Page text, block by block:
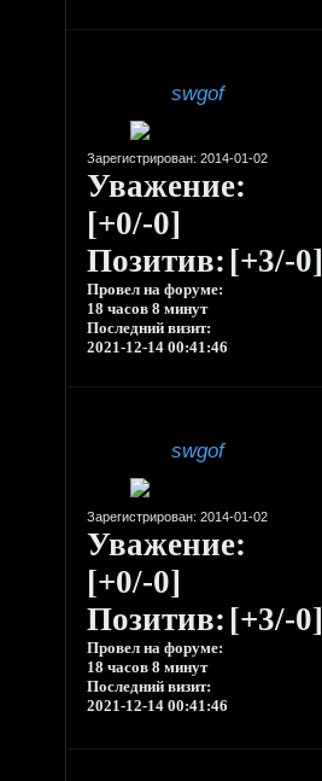
swgof
Зарегистрирован: 2014-01-02
Уважение:
[+0/-0]
Позитив: [+3/-0]
Провел на форуме:
18 часов 8 минут
Последний визит:
2021-12-14 00:41:46
swgof
Зарегистрирован: 2014-01-02
Уважение:
[+0/-0]
Позитив: [+3/-0]
Провел на форуме:
18 часов 8 минут
Последний визит:
2021-12-14 00:41:46